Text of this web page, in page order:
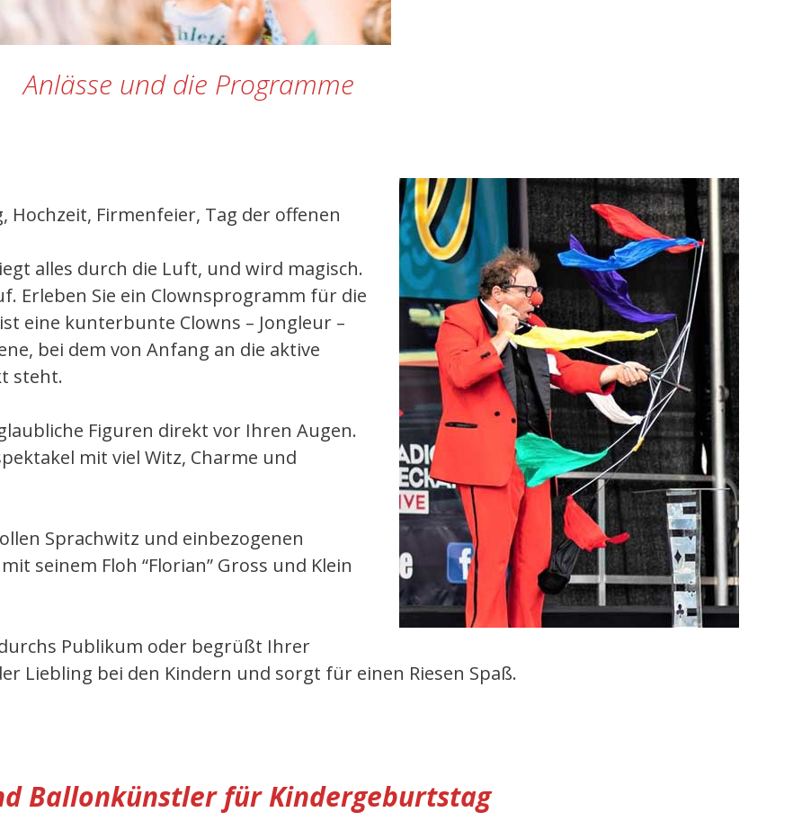
Anlässe und die Programme
Firmenfeier, Tag der offenen
alles durch die Luft, und wird magisch.
Erleben Sie ein Clownsprogramm für die
eine kunterbunte Clowns – Jongleur –
bei dem von Anfang an die aktive
steht.
Figuren direkt vor Ihren Augen.
mit viel Witz, Charme und
Sprachwitz und einbezogenen
seinem Floh “Florian” Gross und Klein
Publikum oder begrüßt Ihrer
Liebling bei den Kindern und sorgt für einen Riesen Spaß.
Ballonkünstler für Kindergeburtstag